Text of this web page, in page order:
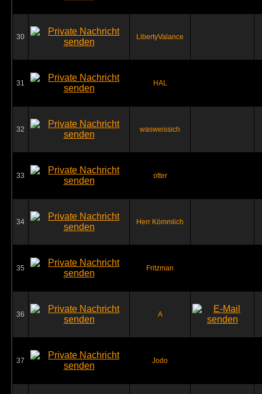
30 LibertyValance
31 HAL
32 wasweissich
33 otter
34 Herr Kömmlich
35 Fritzman
36 A
37 Jodo